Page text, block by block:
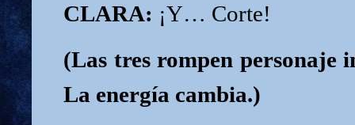
CLARA: ¡Y… Corte!
(Las tres rompen personaje
La energía cambia.)